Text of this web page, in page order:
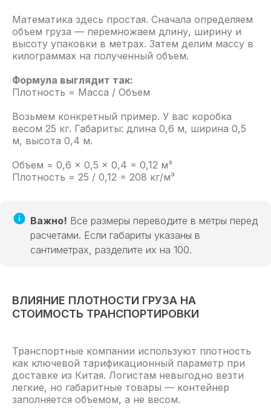
Математика здесь простая. Сначала определяем
объем груза — перемножаем длину, ширину и
высоту упаковки в метрах. Затем делим массу в
килограммах на полученный объем.
Формула выглядит так:
Плотность = Масса / Объем
Возьмем конкретный пример. У вас коробка
весом 25 кг. Габариты: длина 0,6 м, ширина 0,5
м, высота 0,4 м.
Объем = 0,6 × 0,5 × 0,4 = 0,12 м³
Плотность = 25 / 0,12 = 208 кг/м³
Важно! Все размеры переводите в метры перед
расчетами. Если габариты указаны в
сантиметрах, разделите их на 100.
ВЛИЯНИЕ ПЛОТНОСТИ ГРУЗА НА
СТОИМОСТЬ ТРАНСПОРТИРОВКИ
Транспортные компании используют плотность
как ключевой тарификационный параметр при
доставке из Китая. Логистам невыгодно везти
легкие, но габаритные товары — контейнер
заполняется объемом, а не весом.